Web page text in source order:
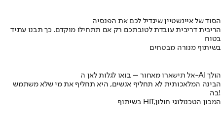
הסוד של איינשטיין שיגדיל לכם את הפנסיה
הריבית דריבית עובדת לטובתכם רק אם תתחילו מוקדם. כך תבנו עתיד
בטוח
בשיתוף מנורה מבטחים
אל תישארו מאחור – בואו לגלות לאן ה-AI הולך
הבינה המלאכותית לא תחליף אנשים, היא תחליף את מי שלא משתמש
בה!
בשיתוף HIT,המכון הטכנולוגי חולון